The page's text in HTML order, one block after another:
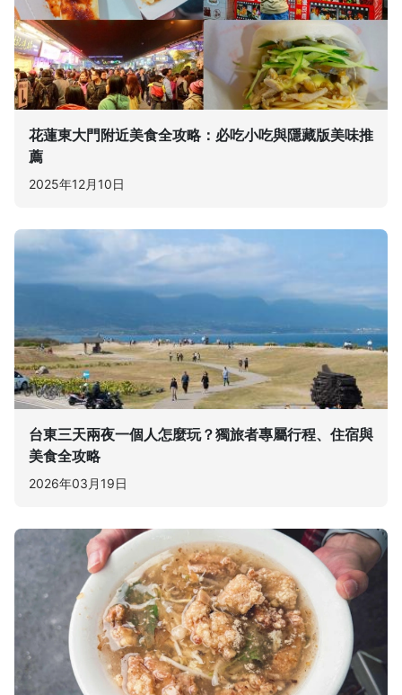
花蓮東大門附近美食全攻略：必吃小吃與隱藏版美味推
薦
2025年12月10日
台東三天兩夜一個人怎麼玩？獨旅者專屬行程、住宿與
美食全攻略
2026年03月19日